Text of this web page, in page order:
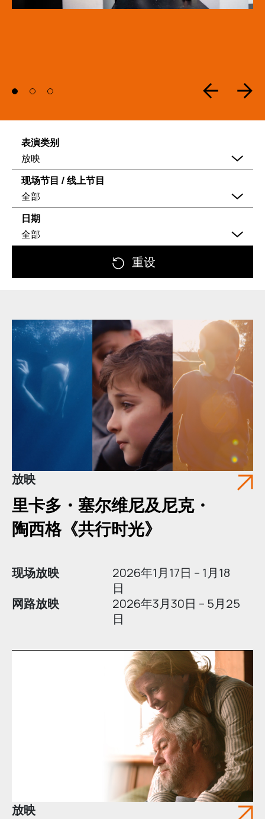
表演类别
放映
现场节目 / 线上节目
全部
日期
全部
重设
放映
里卡多・塞尔维尼及尼克・
陶西格《共行时光》
现场放映
2026年1月17日 – 1月18
日
网路放映
2026年3月30日 – 5月25
日
放映